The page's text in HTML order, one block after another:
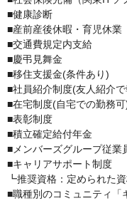
■健康診断
■産前産後休暇・育児休業
■交通費規定内支給
■慶弔見舞金
■移住支援金(条件あり)
■社員紹介制度(友人紹介
■在宅制度(自宅での勤務可
■表彰制度
■積立確定給付年金
■メンバーズグループ従業
■キャリアサポート制度
┗推奨資格：定められた
■職種別のコミュニティ「